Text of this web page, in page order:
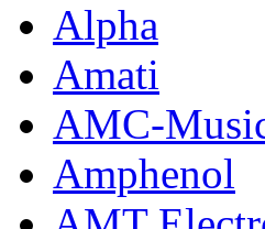
Alpha
Amati
AMC-
Amphenol